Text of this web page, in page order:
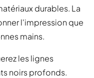
durables. La
l'impression que
mains.
les lignes
noirs profonds.